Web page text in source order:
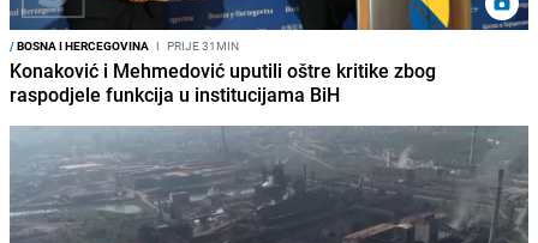
/BOSNA I HERCEGOVINA I PRIJE 31MIN
Konaković i Mehmedović uputili oštre kritike zbog
raspodjele funkcija u institucijama BiH